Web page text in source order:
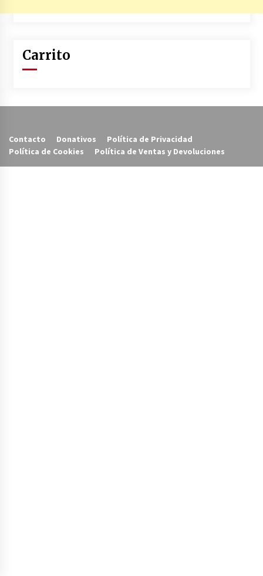
Carrito
Contacto Donativos
Política de Privacidad
Política de Cookies
Política de Ventas y Devoluciones